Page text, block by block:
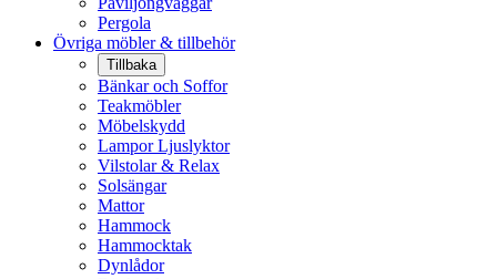
Pergola
Övriga möbler & tillbehör
Tillbaka
Bänkar och Soffor
Teakmöbler
Möbelskydd
Lampor Ljuslyktor
Vilstolar & Relax
Solsängar
Mattor
Hammock
Hammocktak
Dynlådor